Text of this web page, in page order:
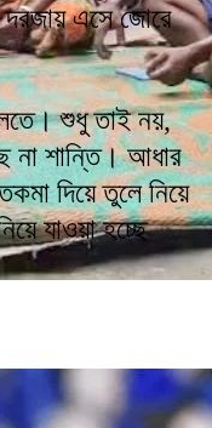
এসে জোরে
শুধু তাই নয়,
না শান্তি। আধার
দিয়ে তুলে নিয়ে
যাওয়া হচ্ছে